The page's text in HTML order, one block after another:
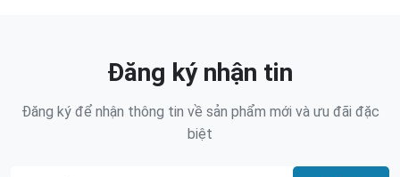
Đăng ký nhận tin
Đăng ký để nhận thông tin về sản phẩm mới và ưu đãi đặc
biệt